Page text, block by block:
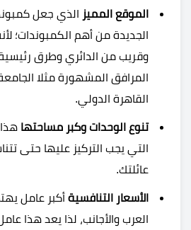
الموقع المميز الذي جعل
الجديدة من أهم الكمبوندات؛
وقريب من الدائري وطرق
المرافق المشهورة مثلا
القاهرة الدولي.
تنوع الوحدات وكبر مساحتها
التي يجب التركيز عليها حتى
عائلتك.
الأسعار التنافسية أكبر عامل
العرب والأجانب، لذا يعد هذا